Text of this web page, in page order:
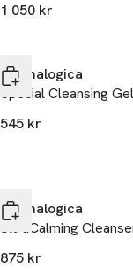
1 050 kr
Dermalogica
Special Cleansing Gel
545 kr
Dermalogica
UltraCalming
875 kr